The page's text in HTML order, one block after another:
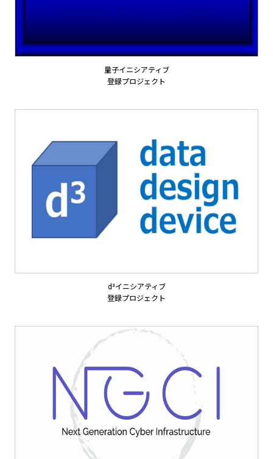
量子イニシアティブ
登録プロジェクト
d³イニシアティブ
登録プロジェクト